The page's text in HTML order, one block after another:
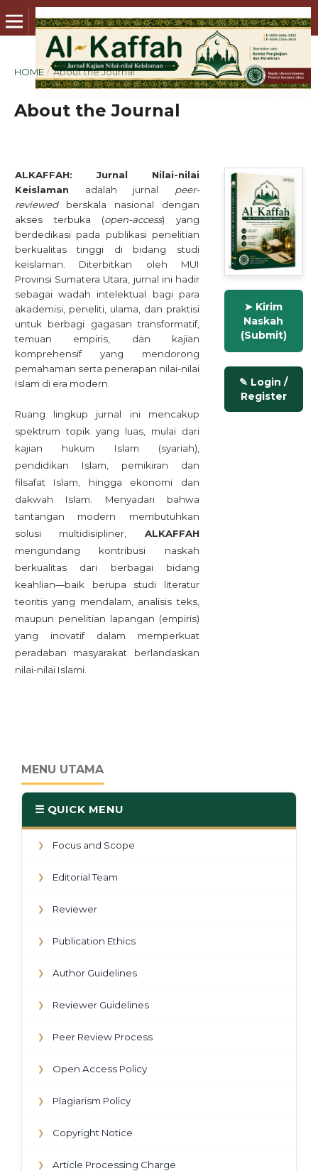
HOME / About the Journal
About the Journal
ALKAFFAH: Jurnal Nilai-nilai
Keislaman adalah jurnal peer-
reviewedberskala nasional dengan
akses terbuka (open-access) yang
berdedikasi pada publikasi penelitian
berkualitas tinggi di bidang studi
keislaman. Diterbitkan oleh MUI
Provinsi Sumatera Utara, jurnal ini hadir
sebagai wadah intelektual bagi para
akademisi, peneliti, ulama, dan praktisi
untuk berbagi gagasan transformatif,
temuan empiris, dan kajian
komprehensif yang mendorong
pemahaman serta penerapan nilai-nilai
Islam di era modern.
Ruang lingkup jurnal ini mencakup
spektrum topik yang luas, mulai dari
kajian hukum Islam (syariah),
pendidikan Islam, pemikiran dan
filsafat Islam, hingga ekonomi dan
dakwah Islam. Menyadari bahwa
tantangan modern membutuhkan
solusi multidisipliner, ALKAFFAH
mengundang kontribusi naskah
berkualitas dari berbagai bidang
keahlian—baik berupa studi literatur
teoritis yang mendalam, analisis teks,
maupun penelitian lapangan (empiris)
yang inovatif dalam memperkuat
peradaban masyarakat berlandaskan
nilai-nilai Islami.
➤ Kirim
Naskah
(Submit)
✎ Login /
Register
MENU UTAMA
☰ QUICK MENU
❯ Focus and Scope
❯ Editorial Team
❯ Reviewer
❯ Publication Ethics
❯ Author Guidelines
❯ Reviewer Guidelines
❯ Peer Review Process
❯ Open Access Policy
❯ Plagiarism Policy
❯ Copyright Notice
❯ Article Processing Charge